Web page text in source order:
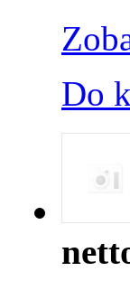
Do